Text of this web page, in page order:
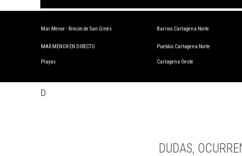
Mar Menor - Rincón de San Ginés
MAR MENOR EN DIRECTO
Playas
Barrios Cartagena Norte
Pueblos Cartagena Norte
Cartagena Oeste
D
DUDAS,